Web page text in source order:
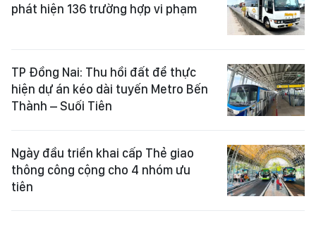
phát hiện 136 trường hợp vi phạm
TP Đồng Nai: Thu hồi đất để thực
hiện dự án kéo dài tuyến Metro Bến
Thành – Suối Tiên
Ngày đầu triển khai cấp Thẻ giao
thông công cộng cho 4 nhóm ưu
tiên